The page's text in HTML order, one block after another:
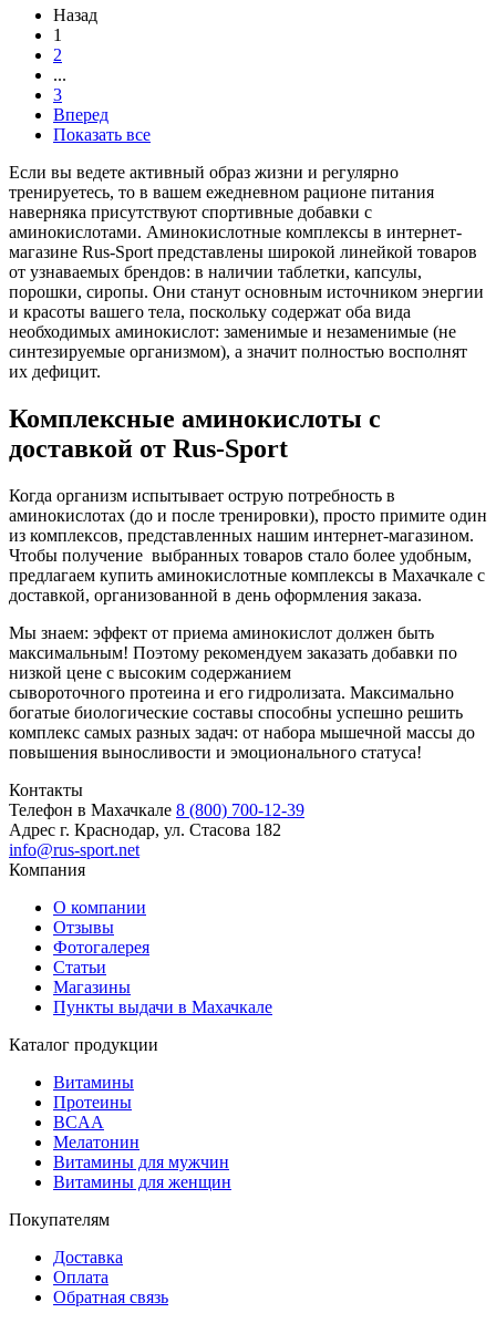
Назад
1
2
...
3
Вперед
Показать все
Если вы ведете активный образ жизни и регулярно
тренируетесь, то в вашем ежедневном рационе питания
наверняка присутствуют спортивные добавки с
аминокислотами. Аминокислотные комплексы в интернет-
магазине Rus-Sport представлены широкой линейкой товаров
от узнаваемых брендов: в наличии таблетки, капсулы,
порошки, сиропы. Они станут основным источником энергии
и красоты вашего тела, поскольку содержат оба вида
необходимых аминокислот: заменимые и незаменимые (не
синтезируемые организмом), а значит полностью восполнят
их дефицит.
Комплексные аминокислоты с
доставкой от Rus-Sport
Когда организм испытывает острую потребность в
аминокислотах (до и после тренировки), просто примите один
из комплексов, представленных нашим интернет-магазином.
Чтобы получение выбранных товаров стало более удобным,
предлагаем купить аминокислотные комплексы в Махачкале с
доставкой, организованной в день оформления заказа.
Мы знаем: эффект от приема аминокислот должен быть
максимальным! Поэтому рекомендуем заказать добавки по
низкой цене с высоким содержанием
сывороточного протеина и его гидролизата. Максимально
богатые биологические составы способны успешно решить
комплекс самых разных задач: от набора мышечной массы до
повышения выносливости и эмоционального статуса!
Контакты
Телефон в Махачкале 8 (800) 700-12-39
Адрес г. Краснодар, ул. Стасова 182
info@rus-sport.net
Компания
О компании
Отзывы
Фотогалерея
Статьи
Магазины
Пункты выдачи в Махачкале
Каталог продукции
Витамины
Протеины
BCAA
Мелатонин
Витамины для мужчин
Витамины для женщин
Покупателям
Доставка
Оплата
Обратная связь